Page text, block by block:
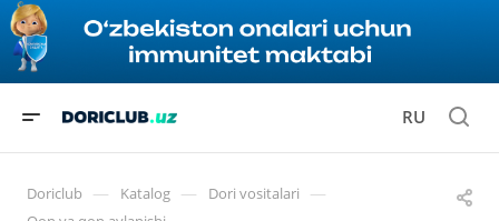
RU
Doriclub — Katalog — Dori vositalari —